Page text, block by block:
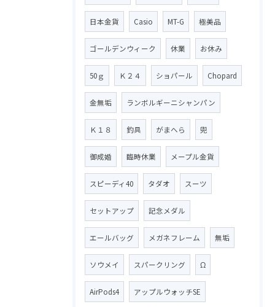
日本金貨 Casio MT-G 極美品
ゴールデンウィーク 休業 お休み
50ｇ Ｋ２４ ショパール Chopard
金無垢 ランボルギーニシャンパン
Ｋ１８ 釣具 がまへら 兜
御成婚 臨時休業 メープル金貨
スピーディ40 タダオ スーツ
セットアップ 記念メダル
エールバッグ メガネフレーム 無垢
ソウメイ スパークリング Ω
AirPods4 アップルウォッチSE